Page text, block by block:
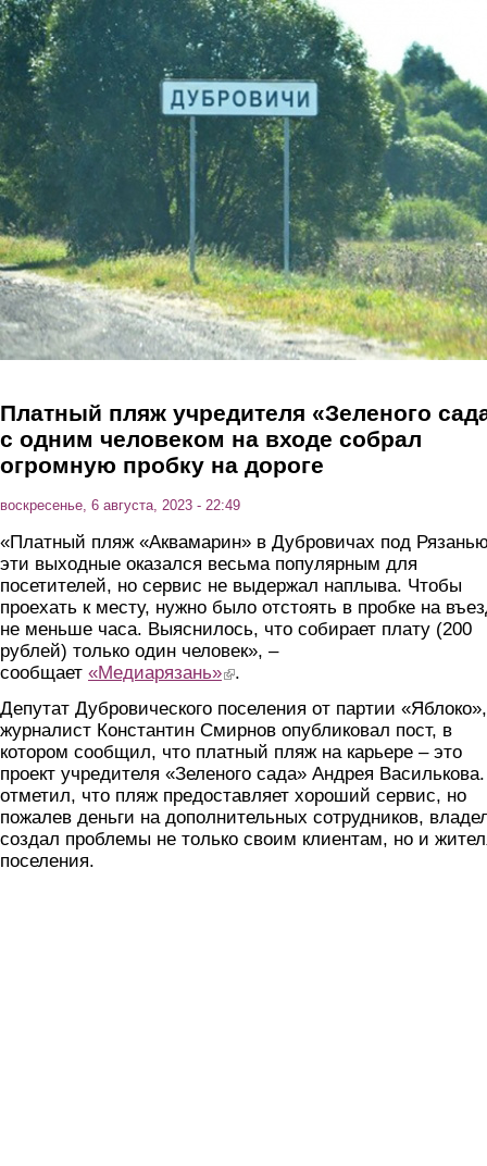
Перейти к основному содержанию
Платный пляж учредителя «Зеленого
с одним человеком на входе собрал
огромную пробку на дороге
воскресенье, 6 августа, 2023 - 22:49
«Платный пляж «Аквамарин» в Дубровичах под
эти выходные оказался весьма популярным для
посетителей, но сервис не выдержал наплыва. Чтобы
проехать к месту, нужно было отстоять в пробке на
не меньше часа. Выяснилось, что собирает плату (200
рублей) только один человек», –
сообщает «Медиарязань»(link is external)
.
Депутат Дубровического поселения от партии «Яблоко»,
журналист Константин Смирнов опубликовал пост, в
котором сообщил, что платный пляж на карьере – это
проект учредителя «Зеленого сада» Андрея
отметил, что пляж предоставляет хороший сервис, но
пожалев деньги на дополнительных сотрудников,
создал проблемы не только своим клиентам, но и
поселения.